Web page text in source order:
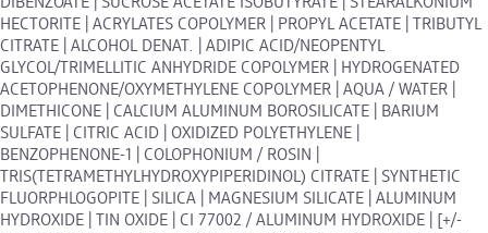
HECTORITE | ACRYLATES COPOLYMER | PROPYL ACETATE | TRIBUTYL
CITRATE | ALCOHOL DENAT. | ADIPIC ACID/NEOPENTYL
GLYCOL/TRIMELLITIC ANHYDRIDE COPOLYMER | HYDROGENATED
ACETOPHENONE/OXYMETHYLENE COPOLYMER | AQUA / WATER |
DIMETHICONE | CALCIUM ALUMINUM BOROSILICATE | BARIUM
SULFATE | CITRIC ACID | OXIDIZED POLYETHYLENE |
BENZOPHENONE-1 | COLOPHONIUM / ROSIN |
TRIS(TETRAMETHYLHYDROXYPIPERIDINOL) CITRATE | SYNTHETIC
FLUORPHLOGOPITE | SILICA | MAGNESIUM SILICATE | ALUMINUM
HYDROXIDE | TIN OXIDE | CI 77002 / ALUMINUM HYDROXIDE | [+/-